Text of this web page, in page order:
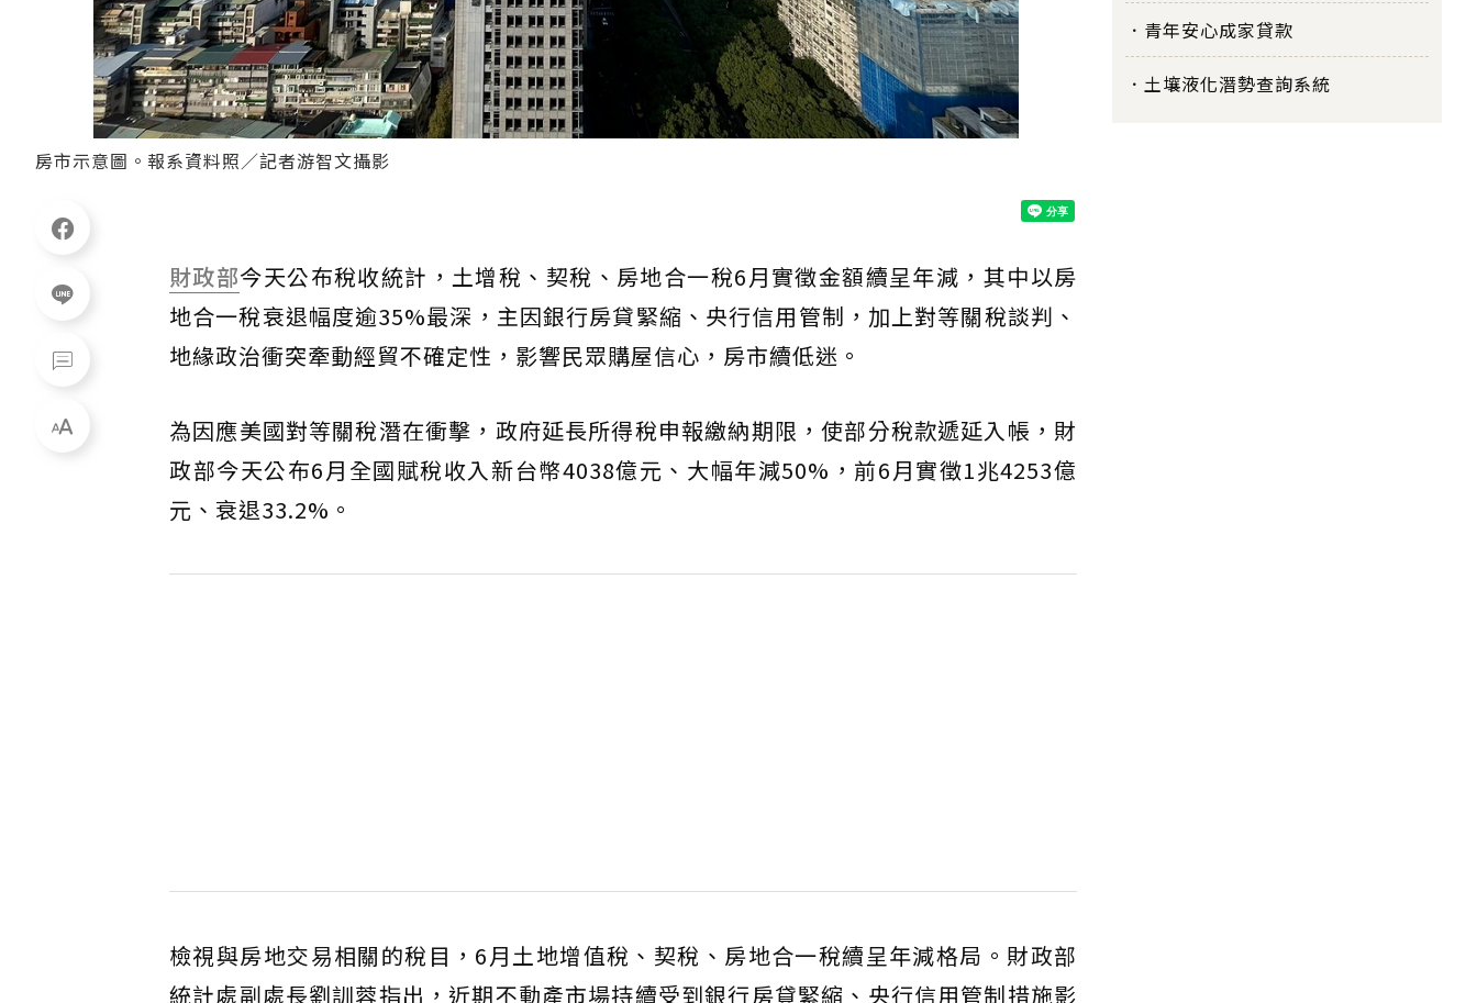
房市示意圖。報系資料照／記者游智文攝影
財政部今天公布稅收統計，土增稅、契稅、房地合一稅6月實徵金額續呈年減，其中以房
地合一稅衰退幅度逾35%最深，主因銀行房貸緊縮、央行信用管制，加上對等關稅談判、
地緣政治衝突牽動經貿不確定性，影響民眾購屋信心，房市續低迷。
為因應美國對等關稅潛在衝擊，政府延長所得稅申報繳納期限，使部分稅款遞延入帳，財
政部今天公布6月全國賦稅收入新台幣4038億元、大幅年減50%，前6月實徵1兆4253億
元、衰退33.2%。
檢視與房地交易相關的稅目，6月土地增值稅、契稅、房地合一稅續呈年減格局。財政部
統計處副處長劉訓蓉指出，近期不動產市場持續受到銀行房貸緊縮、央行信用管制措施影
青年安心成家貸款
土壤液化潛勢查詢系統